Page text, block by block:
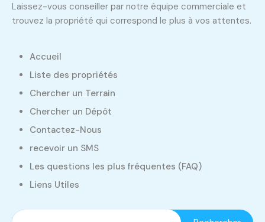
Laissez-vous conseiller par notre équipe commerciale et
trouvez la propriété qui correspond le plus à vos attentes.
Accueil
Liste des propriétés
Chercher un Terrain
Chercher un Dépôt
Contactez-Nous
recevoir un SMS
Les questions les plus fréquentes (FAQ)
Liens Utiles